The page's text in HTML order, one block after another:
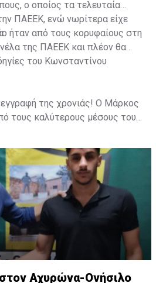
ο οποίος τα τελευταία
ΠΑΕΕΚ, ενώ νωρίτερα είχε
ήταν από τους κορυφαίους στη
της ΠΑΕΕΚ και πλέον θα
του Κωνσταντίνου
της χρονιάς! Ο Μάρκος
τους καλύτερους μέσους του
τον ΑΠΟΕΛ Λευκωσίας σε
Καλωσορίζουμε τον
Αχυρώνα-Ονήσιλο